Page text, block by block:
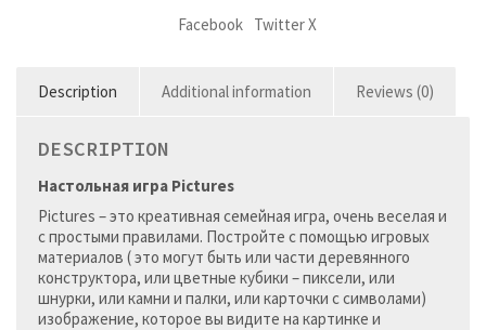
Facebook Twitter X
Description Additional information Reviews (0)
DESCRIPTION
Настольная игра Pictures
Pictures – это креативная семейная игра, очень веселая и
с простыми правилами. Постройте с помощью игровых
материалов ( это могут быть или части деревянного
конструктора, или цветные кубики – пиксели, или
шнурки, или камни и палки, или карточки с символами)
изображение, которое вы видите на картинке и